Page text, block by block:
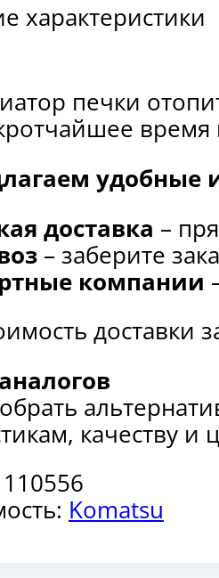
характеристики
печки
удобные
доставка –
– заберите
компании
доставки
качеству
Komatsu